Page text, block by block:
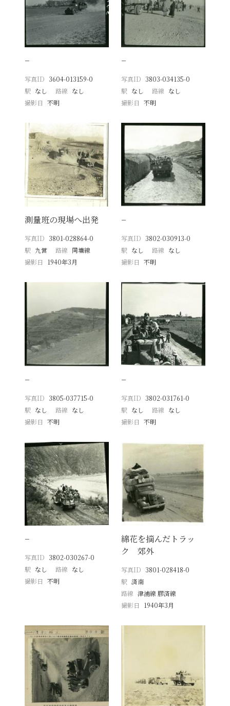
−
写真ID 3604-013159-0
駅 なし 路線 なし
撮影日
不明
−
写真ID 3803-034135-0
駅 なし 路線 なし
撮影日 不明
測量班の現場へ出発
写真ID 3801-028864-0
駅 九営 路線 同塘線
撮影日
1940年3月
−
写真ID 3802-030913-0
駅 なし 路線 なし
撮影日 不明
−
写真ID 3805-037715-0
駅 なし 路線 なし
撮影日
不明
−
写真ID 3802-031761-0
駅 なし 路線 なし
撮影日 不明
−
写真ID 3802-030267-0
駅 なし 路線 なし
撮影日
不明
綿花を摘んだトラッ
ク 郊外
写真ID 3801-028418-0
駅 済南
路線 津浦線 膠済線
撮影日
1940年3月